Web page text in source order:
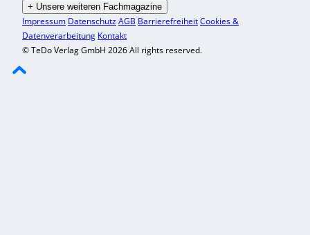
+ Unsere weiteren Fachmagazine
Impressum DatenschutzAGB BarrierefreiheitCookies &
Datenverarbeitung Kontakt
© TeDo Verlag GmbH 2026 All rights reserved.